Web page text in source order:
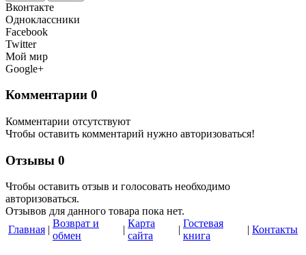
Вконтакте
Одноклассники
Facebook
Twitter
Мой мир
Google+
Комментарии 0
Комментарии отсутствуют
Чтобы оставить комментарий нужно авторизоваться!
Отзывы 0
Чтобы оcтавить отзыв и голосовать необходимо
авторизоваться.
Отзывов для данного товара пока нет.
Главная |
Возврат и
обмен
|
Карта
сайта
|
Гостевая
книга
| Контакты